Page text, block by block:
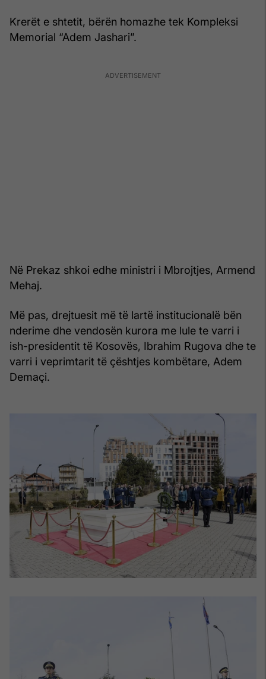
Krerët e shtetit, bërën homazhe tek Kompleksi
Memorial “Adem Jashari”.
Në Prekaz shkoi edhe ministri i Mbrojtjes, Armend
Mehaj.
Më pas, drejtuesit më të lartë institucionalë bën
nderime dhe vendosën kurora me lule te varri i
ish-presidentit të Kosovës, Ibrahim Rugova dhe te
varri i veprimtarit të çështjes kombëtare, Adem
Demaçi.​